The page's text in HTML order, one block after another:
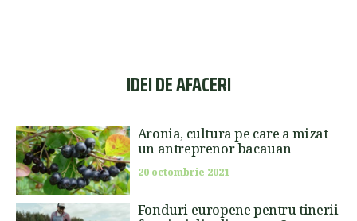
IDEI DE AFACERI
Aronia, cultura pe care a mizat
un antreprenor bacauan
20 octombrie 2021
Fonduri europene pentru tinerii